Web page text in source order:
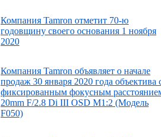
Компания Tamron отметит 70-ю
годовщину своего основания 1 ноября
2020
Компания Tamron объявляет о начале
продаж 30 января 2020 года объектива
фиксированным фокусным
20mm F/2.8 Di III OSD M1:2 (Модель
F050)